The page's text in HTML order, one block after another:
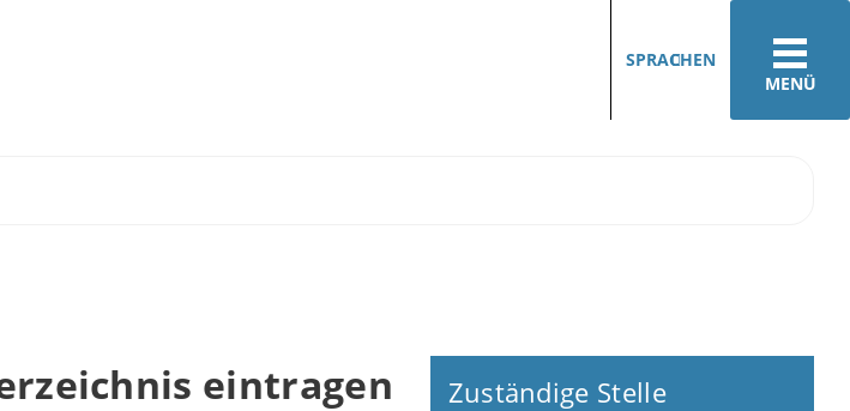
MENÜ
SPRACHEN
eintragen
Zuständige Stelle